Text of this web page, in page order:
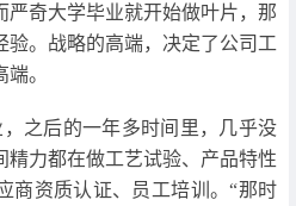
严奇大学毕业就开始做叶片，那
验。战略的高端，决定了公司工
。
之后的一年多时间里，几乎没
精力都在做工艺试验、产品特性
商资质认证、员工培训。“那时